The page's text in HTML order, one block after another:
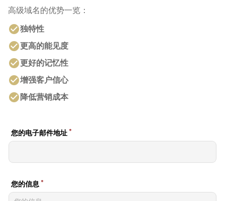
高级域名的优势一览：
check_circle独特性
check_circle更高的能见度
check_circle更好的记忆性
check_circle增强客户信心
check_circle 降低营销成本